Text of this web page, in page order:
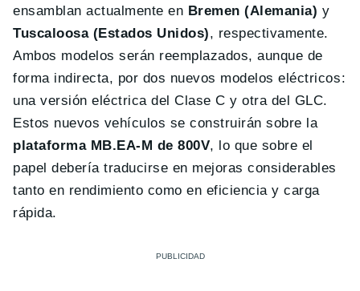
ensamblan actualmente en Bremen (Alemania) y
Tuscaloosa (Estados Unidos), respectivamente.
Ambos modelos serán reemplazados, aunque de
forma indirecta, por dos nuevos modelos eléctricos:
una versión eléctrica del Clase C y otra del GLC.
Estos nuevos vehículos se construirán sobre la
plataforma MB.EA-M de 800V, lo que sobre el
papel debería traducirse en mejoras considerables
tanto en rendimiento como en eficiencia y carga
rápida.